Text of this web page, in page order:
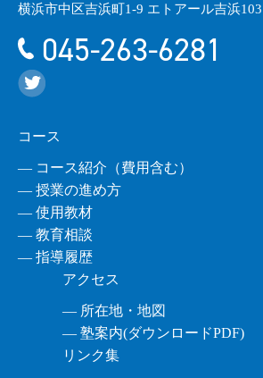
横浜市中区吉浜町1-9 エトアール吉浜103
045-263-6281
コース
― コース紹介（費用含む）
― 授業の進め方
― 使用教材
― 教育相談
― 指導履歴
アクセス
― 所在地・地図
― 塾案内(ダウンロードPDF)
リンク集